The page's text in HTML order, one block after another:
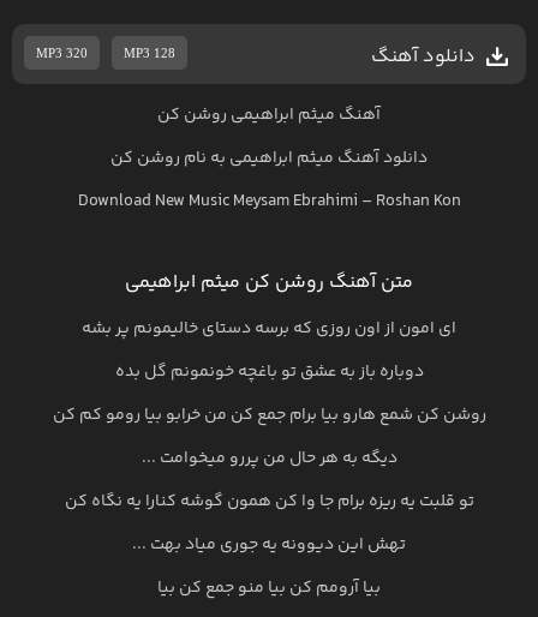
دانلود آهنگ MP3 320 MP3 128
آهنگ میثم ابراهیمی روشن کن
دانلود آهنگ میثم ابراهیمی به نام روشن کن
Download New MusicMeysam Ebrahimi – Roshan Kon
متن آهنگ روشن کن میثم ابراهیمی
ای امون از اون روزی که برسه دستای خالیمونم پر بشه
دوباره باز به عشق تو باغچه خونمونم گل بده
روشن کن شمع هارو بیا برام جمع کن من خرابو بیا رومو کم کن
دیگه به هر حال من پررو میخوامت ...
تو قلبت یه ریزه برام جا وا کن همون گوشه کنارا یه نگاه کن
تهش این دیوونه یه جوری میاد بهت ...
بیا آرومم کن بیا منو جمع کن بیا